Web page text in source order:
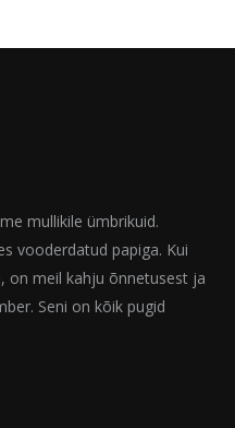
mullikile ümbrikuid.
vooderdatud papiga. Kui
on meil kahju õnnetusest ja
Seni on kõik pugid